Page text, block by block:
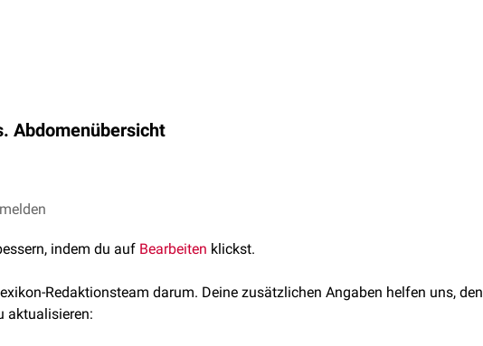
dass eine spiralförmige Bildakquisition erfolgt (
Abdomenübersicht
+++ ++
+++ +
indem du auf Bearbeiten klickst.
Redaktionsteam darum. Deine zusätzlichen Angaben helfen uns, den
aktualisieren: